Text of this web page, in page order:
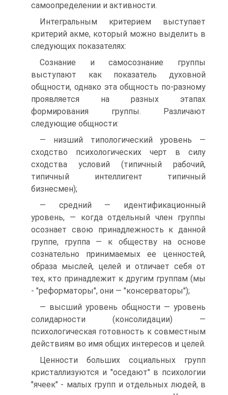
самоопределении и активности.
Интегральным критерием выступает
критерий акме, который можно выделить в
следующих показателях:
Сознание и самосознание группы
выступают как показатель духовной
общности, однако эта общность по-разному
проявляется на разных этапах
формирования группы. Различают
следующие общности:
— низший типологический уровень —
сходство психологических черт в силу
сходства условий (типичный рабочий,
типичный интеллигент типичный
бизнесмен);
— средний — идентификационный
уровень, — когда отдельный член группы
осознает свою принадлежность к данной
группе, группа — к обществу на основе
сознательно принимаемых ее ценностей,
образа мыслей, целей и отличает себя от
тех, кто принадлежит к другим группам (мы
- "реформаторы", они — "консерваторы");
— высший уровень общности — уровень
солидарности (консолидации) —
психологическая готовность к совместным
действиям во имя общих интересов и целей.
Ценности больших социальных групп
кристаллизуются и "оседают" в психологии
"ячеек" - малых групп и отдельных людей, в